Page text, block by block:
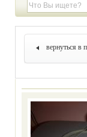
вернуться в